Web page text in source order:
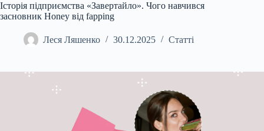
Історія підприємства «Завертайло». Чого навчився
засновник Honey від fapping
Леся Ляшенко 30.12.2025 Статті